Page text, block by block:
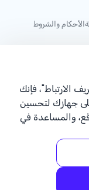
الأحكام والشروط
الارتباط"، فإنك
جهازك لتحسين
والمساعدة في